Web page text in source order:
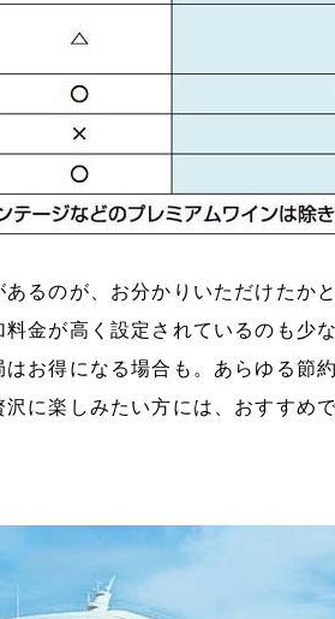
るのが、お分かりいただけたか
金が高く設定されているのも少
お得になる場合も。あらゆる節
に楽しみたい方には、おすすめ